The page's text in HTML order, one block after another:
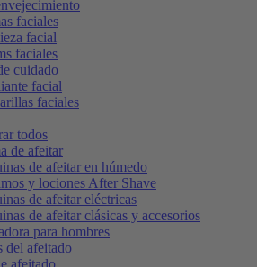
faciales
facial
faciales
cuidado
facial
faciales
todos
de afeitar
de afeitar en húmedo
y lociones After Shave
de afeitar eléctricas
de afeitar clásicas y accesorios
para hombres
del afeitado
afeitado